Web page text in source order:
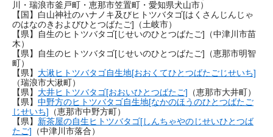
川・瑞浪市釜戸町・恵那市笠置町・愛知県犬山市）
【国】白山神社のハナノキ及びヒトツバタゴ[はくさんじんじゃ
のはなのきおよびひとつばたご]（土岐市）
【県】自生のヒトツバタゴ[じせいのひとつばたご]（中津川市苗
木）
【県】自生のヒトツバタゴ[じせいのひとつばたご]（恵那市明智
町）
【県】 大湫ヒトツバタゴ自生地[おおくてひとつばたごじせいち]
（瑞浪市大湫町）
【県】 大井ヒトツバタゴ[おおいひとつばたご] （恵那市大井町）
【県】 中野方のヒトツバタゴ自生地[なかのほうのひとつばたご
じせいち] （恵那市中野方町）
【県】 新茶屋の自生ヒトツバタゴ[しんちゃやのじせいひとつば
たご] （中津川市落合）